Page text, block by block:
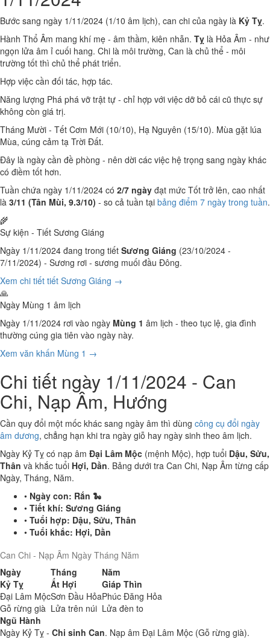
Bước sang ngày 1/11/2024 (1/10 âm lịch), can chi của ngày là Kỷ Tỵ.
Hành Thổ Âm mang khí mẹ - âm thầm, kiên nhẫn. Tỵ là Hỏa Âm - như
ngọn lửa âm ỉ cuối hang. Chi là môi trường, Can là chủ thể - môi
trường tốt thì chủ thể phát triển.
Hợp việc cần đối tác, hợp tác.
Năng lượng Phá phá vỡ trật tự - chỉ hợp với việc dỡ bỏ cái cũ thực sự
không còn giá trị.
Tháng Mười - Tết Cơm Mới (10/10), Hạ Nguyên (15/10). Mùa gặt lúa
Mùa, cúng cảm tạ Trời Đất.
Đây là ngày cần đề phòng - nên dời các việc hệ trọng sang ngày khác
có điềm tốt hơn.
Tuần chứa ngày 1/11/2024 có 2/7 ngày đạt mức Tốt trở lên, cao nhất
là 3/11 (Tân Mùi, 9.3/10) - so cả tuần tại bảng điểm 7 ngày trong tuần.
🌾
Sự kiện - Tiết Sương Giáng
Ngày 1/11/2024 đang trong tiết Sương Giáng (23/10/2024 -
7/11/2024) - Sương rơi - sương muối đầu Đông.
Xem chi tiết tiết Sương Giáng →
🙏
Ngày Mùng 1 âm lịch
Ngày 1/11/2024 rơi vào ngày Mùng 1 âm lịch - theo tục lệ, gia đình
thường cúng gia tiên vào ngày này.
Xem văn khấn Mùng 1 →
Chi tiết ngày 1/11/2024 - Can
Chi, Nạp Âm, Hướng
Cần quy đổi một mốc khác sang ngày âm thì dùng công cụ đổi ngày
âm dương, chẳng hạn khi tra ngày giỗ hay ngày sinh theo âm lịch.
Ngày Kỷ Tỵ có nạp âm Đại Lâm Mộc (mệnh Mộc), hợp tuổi Dậu, Sửu,
Thân và khắc tuổi Hợi, Dần. Bảng dưới tra Can Chi, Nạp Âm từng cấp
Ngày, Tháng, Năm.
• Ngày con: Rắn 🐍
• Tiết khí: Sương Giáng
• Tuổi hợp: Dậu, Sửu, Thân
• Tuổi khắc: Hợi, Dần
Can Chi - Nạp Âm Ngày Tháng Năm
Ngày
Tháng
Năm
Kỷ Tỵ
Ất Hợi
Giáp Thìn
Đại Lâm MộcSơn Đầu HỏaPhúc Đăng Hỏa
Gỗ rừng già Lửa trên núi Lửa đèn to
Ngũ Hành
Ngày Kỷ Tỵ - Chi sinh Can. Nạp âm Đại Lâm Mộc (Gỗ rừng già).